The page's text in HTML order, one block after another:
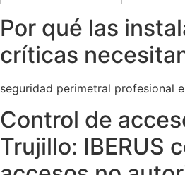
Por qué las
críticas
seguridad perimetral profesional
Control de
Trujillo: IBERUS